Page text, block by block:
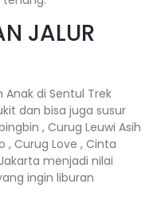
JALUR
Anak di Sentul Trek
dan bisa juga susur
, Curug Leuwi Asih
, Curug Love , Cinta
menjadi nilai
ingin liburan